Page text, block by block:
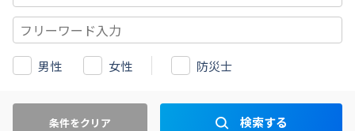
男性 女性 防災士
条件をクリア 検索する